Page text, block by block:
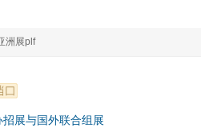
零售展|oem展
）
洲展plf
）
展与国外联合组展